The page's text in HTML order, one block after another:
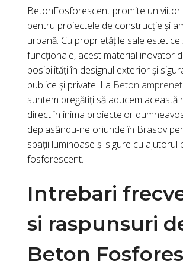
BetonFosforescent promite un viitor
pentru proiectele de construcție și
urbană. Cu proprietățile sale estetice
funcționale, acest material inovator
posibilități în designul exterior și
publice și private. La Beton
suntem pregătiți să aducem această
direct în inima proiectelor
deplasându-ne oriunde în Brasov
spații luminoase și sigure cu ajutorul
fosforescent.
Intrebari
si raspunsuri
Beton